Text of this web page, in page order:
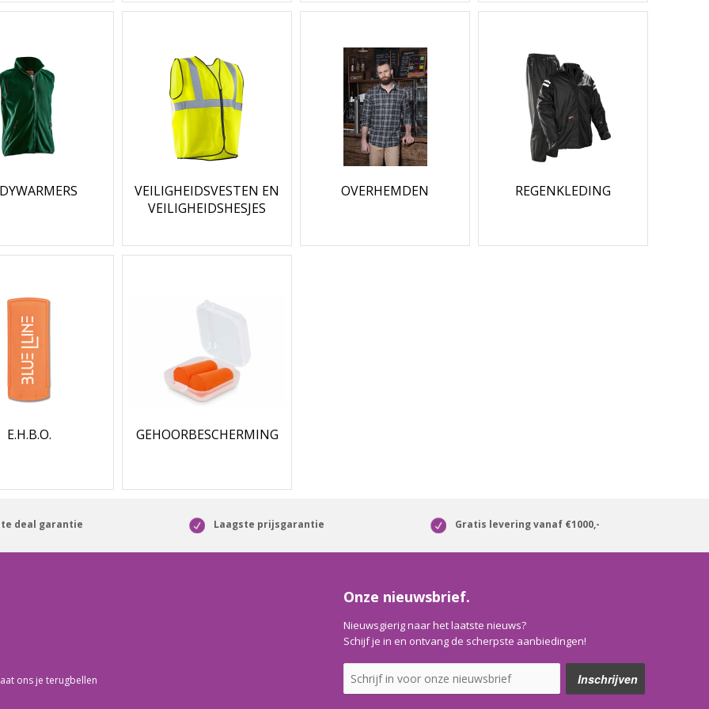
VEILIGHEIDSVESTEN EN
VEILIGHEIDSHESJES
OVERHEMDEN REGENKLEDING
E.H.B.O. GEHOORBESCHERMING
deal garantie Laagste prijsgarantie Gratis levering vanaf €1000,-
ons je terugbellen
Onze nieuwsbrief.
Nieuwsgierig naar het laatste nieuws?
Schijf je in en ontvang de scherpste aanbiedingen!